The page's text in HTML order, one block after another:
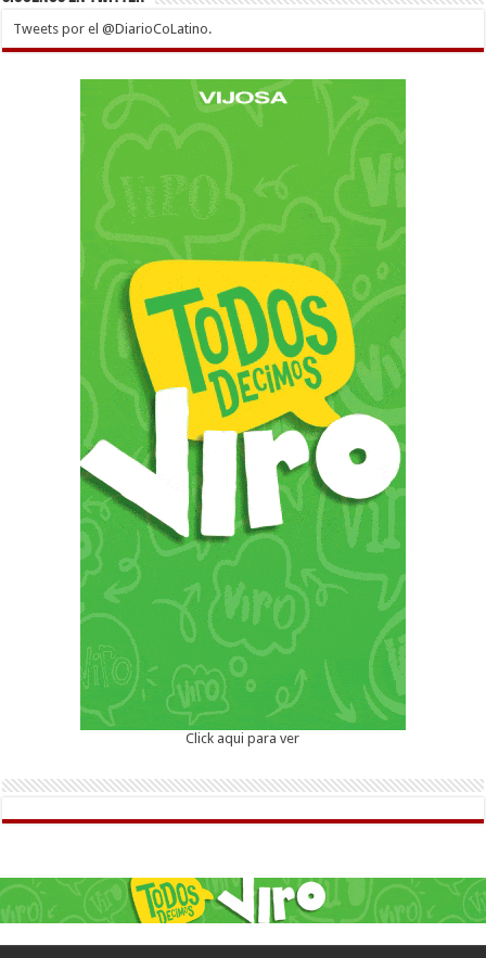
Tweets por el @DiarioCoLatino.
Click aqui para ver